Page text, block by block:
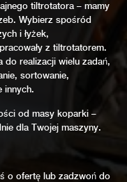
tiltrotatora – mamy
Wybierz spośród
i łyżek,
z tiltrotatorem.
do realizacji wielu zadań,
sortowanie,
innych.
od masy koparki –
dla Twojej maszyny.
o ofertę lub zadzwoń do